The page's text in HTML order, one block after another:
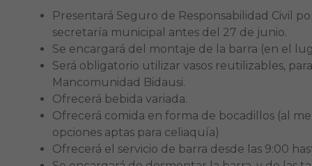
Presentará Seguro de Responsabilidad Civil
secretaría municipal antes del 27 de junio.
Se encargará del montaje de la barra (en el
Será obligatorio utilizar vasos reutilizables,
Mancomunidad Bidausi.
Ofrecerá bebida variada.
Ofrecerá comida en forma de bocadillos (al
opciones aptas para celiaquía)
Ofrecerá el servicio de barra desde las 9:00